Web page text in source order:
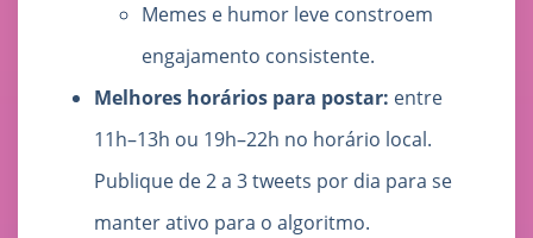
Memes e humor leve constroem
engajamento consistente.
Melhores horários para postar: entre
11h–13h ou 19h–22h no horário local.
Publique de 2 a 3 tweets por dia para se
manter ativo para o algoritmo.